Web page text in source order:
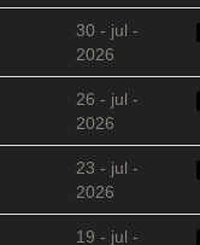
30 - jul -
2026
26 - jul -
2026
23 - jul -
2026
19 - jul -